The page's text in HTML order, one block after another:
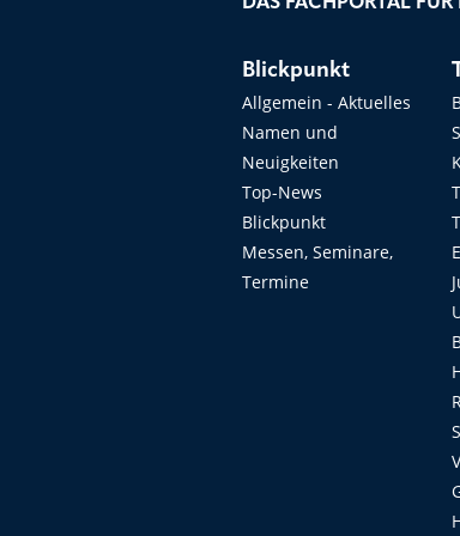
Blickpunkt
Allgemein - Aktuelles
Namen und
Neuigkeiten
Top-News
Blickpunkt
Messen, Seminare,
Termine